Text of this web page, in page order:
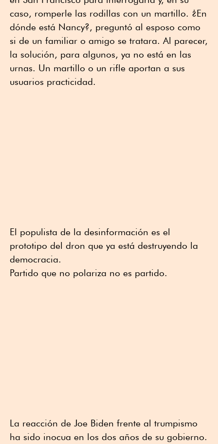
caso, romperle las rodillas con un martillo. ¿En
dónde está Nancy?, preguntó al esposo como
si de un familiar o amigo se tratara. Al parecer,
la solución, para algunos, ya no está en las
urnas. Un martillo o un rifle aportan a sus
usuarios practicidad.
El populista de la desinformación es el
prototipo del dron que ya está destruyendo la
democracia.
Partido que no polariza no es partido.
La reacción de Joe Biden frente al trumpismo
ha sido inocua en los dos años de su gobierno.